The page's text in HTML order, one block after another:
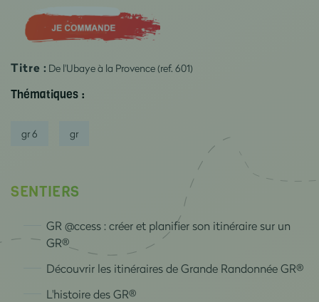
SENTIERS
GR @ccess : créer et planifier son itinéraire sur un
GR®
Découvrir les itinéraires de Grande Randonnée GR®
L'histoire des GR®
Titre : De l'Ubaye à la Provence (ref. 601)
Thématiques :
gr 6 gr